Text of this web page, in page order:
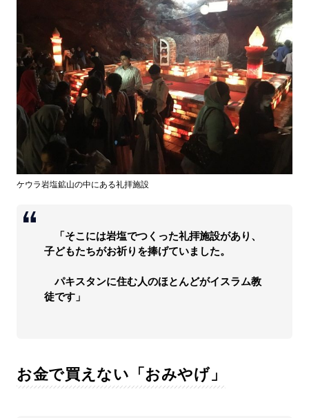
ケウラ岩塩鉱山の中にある礼拝施設
「そこには岩塩でつくった礼拝施設があり、
子どもたちがお祈りを捧げていました。
パキスタンに住む人のほとんどがイスラム教
徒です」
お金で買えない「おみやげ」